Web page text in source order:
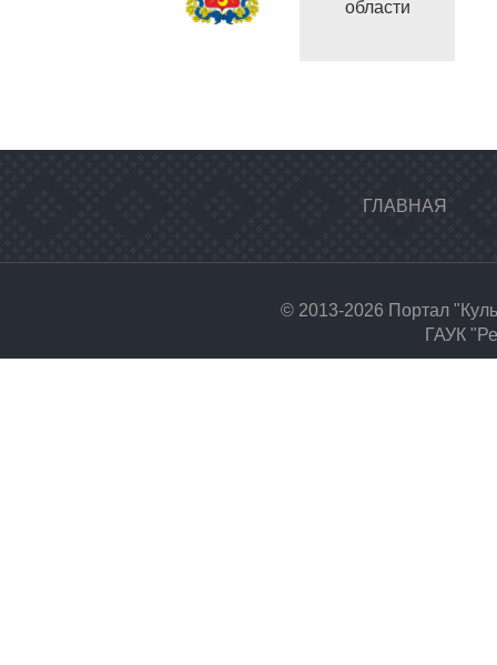
федерации
ГЛАВНАЯ
© 2013-2026 Портал
ГАУК